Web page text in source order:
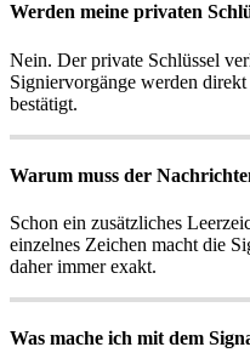
Werden meine privaten
Nein. Der private Schlüssel
Signiervorgänge werden
bestätigt.
Warum muss der
Schon ein zusätzliches
einzelnes Zeichen macht die
daher immer exakt.
Was mache ich mit dem